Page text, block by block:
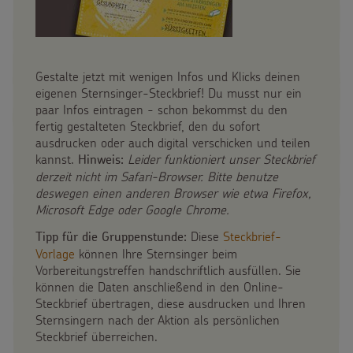
Flucht
Behinderung
Grundsätze der Projektarbeit
Weltmissionstag der Kinder
Weihnachten Weltweit
Basteln & Aktionen
Gottesdienstbausteine
Spendenformular
Spendendose
Spendenmöglichkeiten
Unternehmensspenden
Sternsinger-Stiftung
Spende als Geschenk
Anlassspenden
Zinsen den Kindern
Vereine und Initiativen
Sternsingerspenden gezielt einsetzen
Backen und Basteln
Videos
Sternsinger-Steckbrief
Spiele
Werde Sternsinger!
Über uns
Presse
Kontakt
Gestalte jetzt mit wenigen Infos und Klicks deinen
eigenen Sternsinger-Steckbrief! Du musst nur ein
paar Infos eintragen - schon bekommst du den
fertig gestalteten Steckbrief, den du sofort
ausdrucken oder auch digital verschicken und teilen
kannst. Hinweis: Leider funktioniert unser Steckbrief
derzeit nicht im Safari-Browser. Bitte benutze
deswegen einen anderen Browser wie etwa Firefox,
Microsoft Edge oder Google Chrome.
Tipp für die Gruppenstunde: Diese Steckbrief-
Vorlage können Ihre Sternsinger beim
Vorbereitungstreffen handschriftlich ausfüllen. Sie
können die Daten anschließend in den Online-
Steckbrief übertragen, diese ausdrucken und Ihren
Sternsingern nach der Aktion als persönlichen
Steckbrief überreichen.